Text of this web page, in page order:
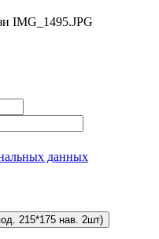
IMG_1495.JPG
данных
215*175 нав. 2шт)